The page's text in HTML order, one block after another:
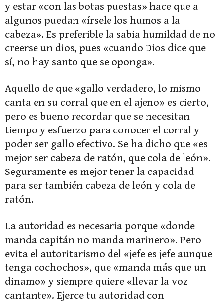
y estar «con las botas puestas» hace que a
algunos puedan «írsele los humos a la
cabeza». Es preferible la sabia humildad de no
creerse un dios, pues «cuando Dios dice que
sí, no hay santo que se oponga».
Aquello de que «gallo verdadero, lo mismo
canta en su corral que en el ajeno» es cierto,
pero es bueno recordar que se necesitan
tiempo y esfuerzo para conocer el corral y
poder ser gallo efectivo. Se ha dicho que «es
mejor ser cabeza de ratón, que cola de león».
Seguramente es mejor tener la capacidad
para ser también cabeza de león y cola de
ratón.
La autoridad es necesaria porque «donde
manda capitán no manda marinero». Pero
evita el autoritarismo del «jefe es jefe aunque
tenga cochochos», que «manda más que un
dinamo» y siempre quiere «llevar la voz
cantante». Ejerce tu autoridad con